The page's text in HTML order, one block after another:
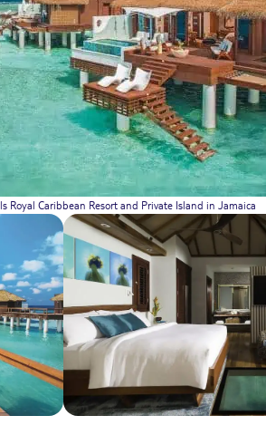
Royal Caribbean Resort and Private Island in Jamaica